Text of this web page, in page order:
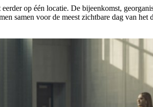
op één locatie. De bijeenkomst,
samen voor de meest zichtbare dag van het